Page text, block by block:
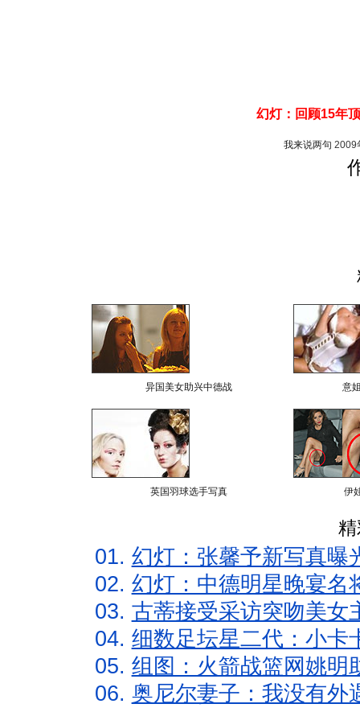
幻灯：回顾15年
我来说两句 2009
异国美女助兴中德战 意
英国羽球选手写真 伊
01. 幻灯：张馨予新写真曝
02. 幻灯：中德明星晚宴名
03. 古蒂接受采访突吻美女
04. 细数足坛星二代：小卡
05. 组图：火箭战篮网姚明
06. 奥尼尔妻子：我没有外